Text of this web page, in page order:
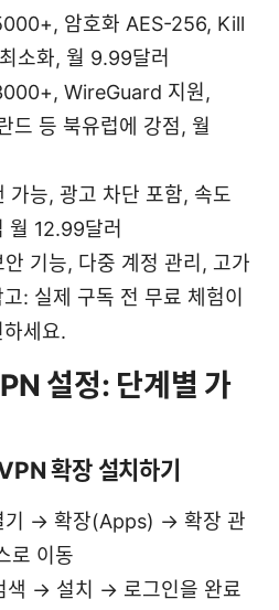
암호화 AES-256, Kill
소화, 월 9.99달러
WireGuard 지원,
드 등 북유럽에 강점, 월
가능, 광고 차단 포함, 속도
월 12.99달러
기능, 다중 계정 관리, 고가
: 실제 구독 전 무료 체험이
세요.
설정: 단계별 가
확장 설치하기
→ 확장(Apps) → 확장 관
로 이동
색 → 설치 → 로그인을 완료